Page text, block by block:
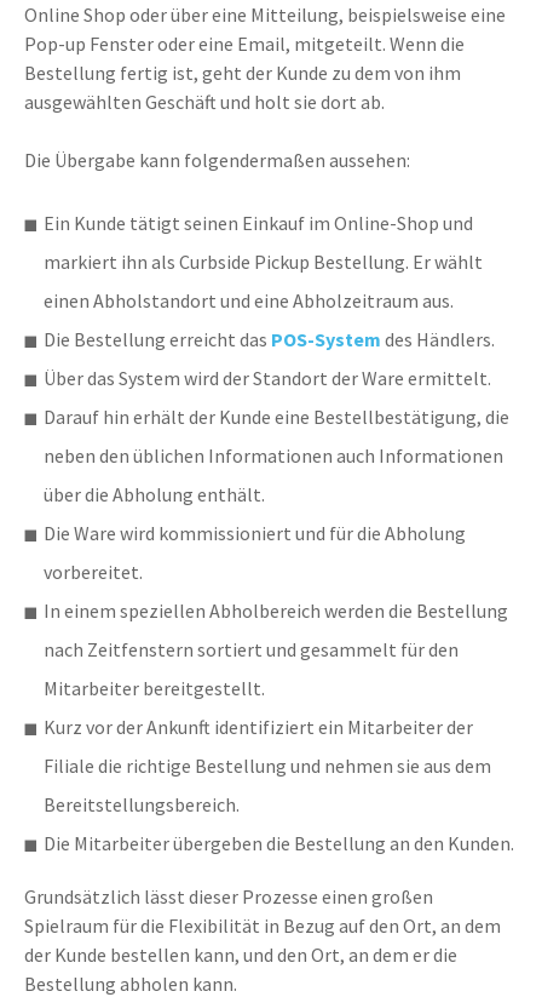
Online Shop oder über eine Mitteilung, beispielsweise eine
Pop-up Fenster oder eine Email, mitgeteilt. Wenn die
Bestellung fertig ist, geht der Kunde zu dem von ihm
ausgewählten Geschäft und holt sie dort ab.
Die Übergabe kann folgendermaßen aussehen:
Ein Kunde tätigt seinen Einkauf im Online-Shop und
markiert ihn als Curbside Pickup Bestellung. Er wählt
einen Abholstandort und eine Abholzeitraum aus.
Die Bestellung erreicht das POS-System des Händlers.
Über das System wird derStandort der Ware ermittelt.
Darauf hin erhält der Kunde eine Bestellbestätigung, die
neben den üblichen Informationen auch Informationen
über die Abholung enthält.
Die Ware wird kommissioniert und für die Abholung
vorbereitet.
In einem speziellen Abholbereich werden die Bestellung
nach Zeitfenstern sortiert und gesammelt für den
Mitarbeiter bereitgestellt.
Kurz vor der Ankunft identifiziert ein Mitarbeiter der
Filiale die richtige Bestellung und nehmen sie aus dem
Bereitstellungsbereich.
Die Mitarbeiter übergeben die Bestellung an den Kunden.
Grundsätzlich lässt dieser Prozesse einen großen
Spielraum für die Flexibilität in Bezug auf den Ort, an dem
der Kunde bestellen kann, und den Ort, an dem er die
Bestellung abholen kann.